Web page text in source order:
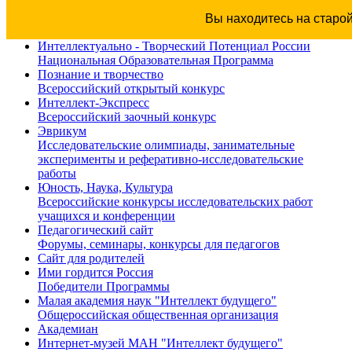
Вы находитесь на
Интеллектуально - Творческий Потенциал России
Национальная Образовательная Программа
Познание и творчество
Всероссийский открытый конкурс
Интеллект-Экспресс
Всероссийский заочный конкурс
Эврикум
Исследовательские олимпиады, занимательные
эксперименты и реферативно-исследовательские
работы
Юность, Наука, Культура
Всероссийские конкурсы исследовательских работ
учащихся и конференции
Педагогический сайт
Форумы, семинары, конкурсы для педагогов
Сайт для родителей
Ими гордится Россия
Победители Программы
Малая академия наук "Интеллект будущего"
Общероссийская общественная организация
Академиан
Интернет-музей МАН "Интеллект будущего"